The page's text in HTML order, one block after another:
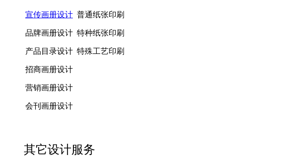
宣传画册设计
品牌画册设计
产品目录设计
招商画册设计
营销画册设计
会刊画册设计
普通纸张印刷
特种纸张印刷
特殊工艺印刷
其它设计服务